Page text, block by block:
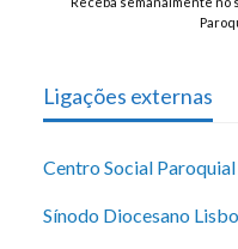
Ligações externas
Centro Social
Sínodo Diocesano